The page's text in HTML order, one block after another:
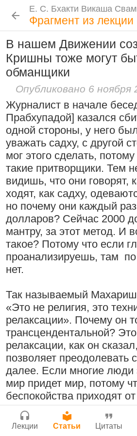
Е. С. Бхакти Викаша Свами
Лекции
Новые История
Рука в мешочке с
важна, чем шнур на
16
Намаккал,
Индия
Резкие слова для
46:40 |1
Токио,
Бог, наука и атеизм,
слушателям!
9:25 |17
Атланта,
Поклоняться
исполняя его бхаджаны
1:14:02 |12
2008|
Радхарани — глава
служений
1:05:35 7
Е. С. Бхакти Викаша
Фрагмент из лекции
В нашем Движении
Кришны тоже могут
обманщики
Опубликовано 6 ноября
Журналист в начале
Прабхупадой] казался
одной стороны, у него
уважать садху, с другой
мог этого сделать,
такие притворщики. Тем
видишь, что они говорят,
ходят, как садху,
но почему они каждый
долларов? Сейчас 2000
мантру, за этот метод. И
такое? Потому что если
проанализируешь, там по
нет.
Так называемый
«Это не религия, это
релаксации». Почему он
трансцендентальной?
релаксации, как он
позволяет преодолевать
далее. Если многие люди
мир придет мир, потому
беспокойства приходят
которые слишком
Если они будут
Е. С. Бхакти Викаша Свами
Цитаты Шрилы
Сознание Кришны среди
млеччх
9 августа 2026
Проповеднические
Шри Чайтаньей
6 августа
Следовать по стопам
4 августа
Молитвы Санатаны
29 июля
Нектар имени Кришны
24 июля
Е. С. Бхакти Викаша Свами
Фотоальбом
Шраванам-киртанам в
Джанмаштами в
Шрила Прабхупада
Биография | Книги|
Лекции и беседы|
Бхакти Викаша Свами
Биография
Скачать все лекции|
Подношения учеников
Инициация
Общие стандарты|
Требования Махараджа
Видеоканалы
YouTube |ВК Видео|
Ссылки
Контакты
Сайт
Войти |Регистрация|
Инструкция
Лекции Статьи Цитаты